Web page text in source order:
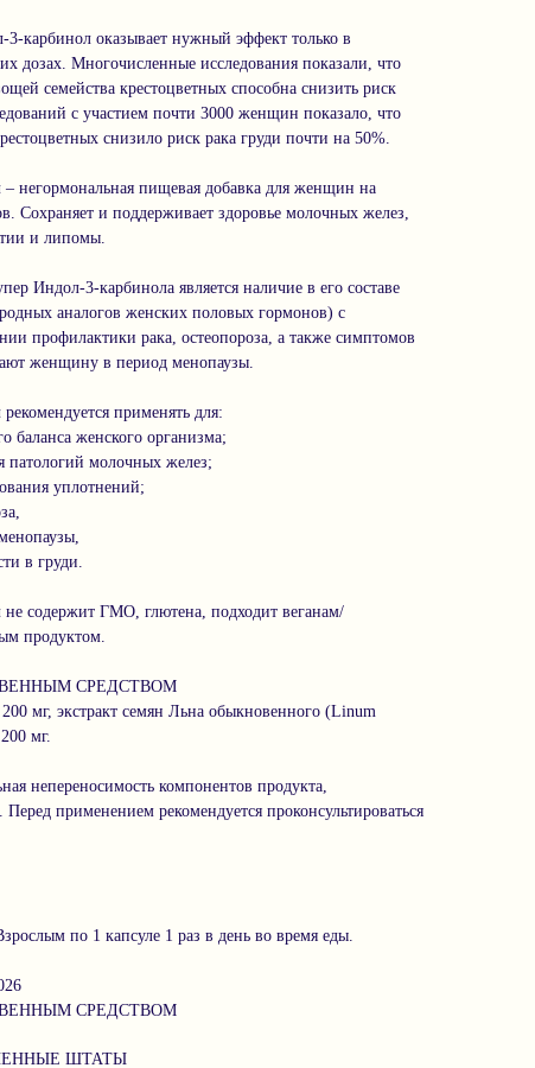
карбинол оказывает нужный эффект только в
дозах. Многочисленные исследования показали, что
семейства крестоцветных способна снизить риск
с участием почти 3000 женщин показало, что
снизило риск рака груди почти на 50%.
негормональная пищевая добавка для женщин на
Сохраняет и поддерживает здоровье молочных желез,
и липомы.
Индол-3-карбинола является наличие в его составе
аналогов женских половых гормонов) с
профилактики рака, остеопороза, а также симптомов
женщину в период менопаузы.
применять для:
женского организма;
молочных желез;
уплотнений;
в груди.
содержит ГМО, глютена, подходит веганам/
продуктом.
СРЕДСТВОМ
мг, экстракт семян Льна обыкновенного (Linum
мг.
непереносимость компонентов продукта,
применением рекомендуется проконсультироваться
по 1 капсуле 1 раз в день во время еды.
СРЕДСТВОМ
ШТАТЫ